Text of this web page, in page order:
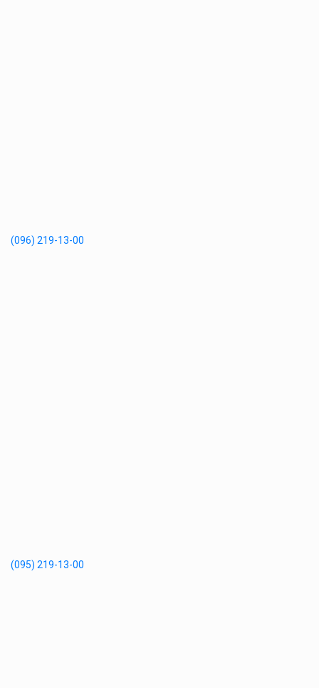
(096) 219-13-00
(095) 219-13-00